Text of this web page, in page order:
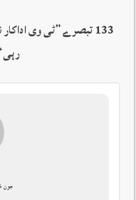
133 تبصرے ”
ٹی وی
جون 16, 2026 at 6:14 pm